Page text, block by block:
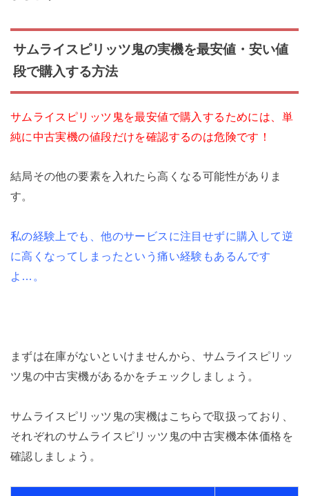
サムライスピリッツ鬼の実機を最安値・安い値
段で購入する方法
サムライスピリッツ鬼を最安値で購入するためには、単
純に中古実機の値段だけを確認するのは危険です！
結局その他の要素を入れたら高くなる可能性がありま
す。
私の経験上でも、他のサービスに注目せずに購入して逆
に高くなってしまったという痛い経験もあるんです
よ…。
まずは在庫がないといけませんから、サムライスピリッ
ツ鬼の中古実機があるかをチェックしましょう。
サムライスピリッツ鬼の実機はこちらで取扱っており、
それぞれのサムライスピリッツ鬼の中古実機本体価格を
確認しましょう。